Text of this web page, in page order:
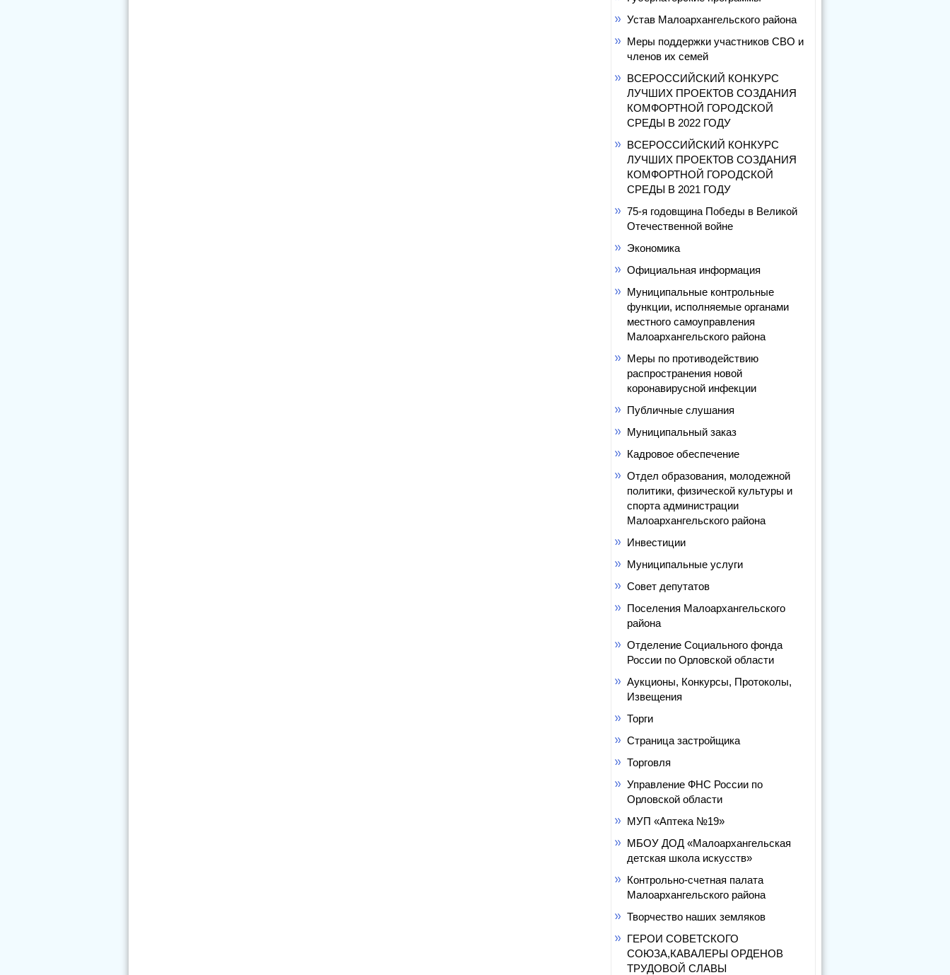
Устав Малоархангельского района
Меры поддержки участников СВО и
членов их семей
ВСЕРОССИЙСКИЙ КОНКУРС
ЛУЧШИХ ПРОЕКТОВ СОЗДАНИЯ
КОМФОРТНОЙ ГОРОДСКОЙ
СРЕДЫ В 2022 ГОДУ
ВСЕРОССИЙСКИЙ КОНКУРС
ЛУЧШИХ ПРОЕКТОВ СОЗДАНИЯ
КОМФОРТНОЙ ГОРОДСКОЙ
СРЕДЫ В 2021 ГОДУ
75-я годовщина Победы в Великой
Отечественной войне
Экономика
Официальная информация
Муниципальные контрольные
функции, исполняемые органами
местного самоуправления
Малоархангельского района
Меры по противодействию
распространения новой
коронавирусной инфекции
Публичные слушания
Муниципальный заказ
Кадровое обеспечение
Отдел образования, молодежной
политики, физической культуры и
спорта администрации
Малоархангельского района
Инвестиции
Муниципальные услуги
Совет депутатов
Поселения Малоархангельского
района
Отделение Социального фонда
России по Орловской области
Аукционы, Конкурсы, Протоколы,
Извещения
Торги
Страница застройщика
Торговля
Управление ФНС России по
Орловской области
МУП «Аптека №19»
МБОУ ДОД «Малоархангельская
детская школа искусств»
Контрольно-счетная палата
Малоархангельского района
Творчество наших земляков
ГЕРОИ СОВЕТСКОГО
СОЮЗА,КАВАЛЕРЫ ОРДЕНОВ
ТРУДОВОЙ СЛАВЫ